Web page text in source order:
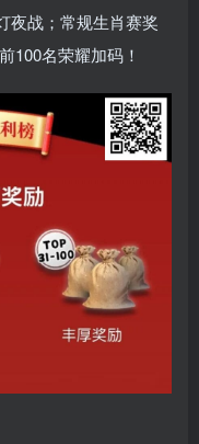
夜战；常规生肖赛奖
100名荣耀加码！